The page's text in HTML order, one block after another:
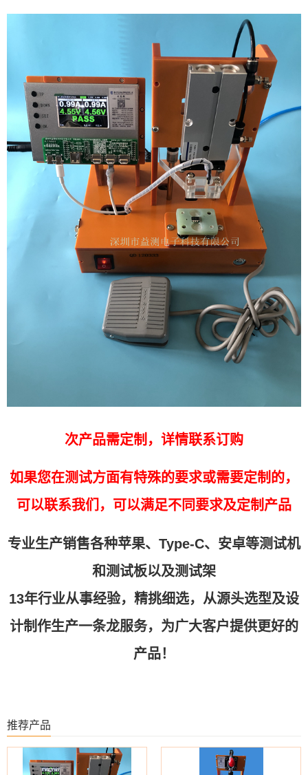
次产品需定制，详情联系订购
如果您在测试方面有特殊的要求或需要定制的，
可以联系我们，可以满足不同要求及定制产品
专业生产销售各种苹果、Type-C、安卓等测试机
和测试板以及测试架
13年行业从事经验，精挑细选，从源头选型及设
计制作生产一条龙服务，为广大客户提供更好的
产品！
推荐产品